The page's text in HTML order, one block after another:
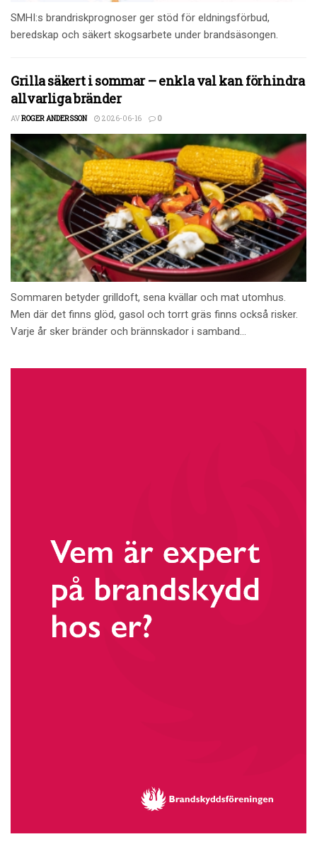
SMHI:s brandriskprognoser ger stöd för eldningsförbud,
beredskap och säkert skogsarbete under brandsäsongen.
Grilla säkert i sommar – enkla val kan förhindra
allvarliga bränder
AVROGER ANDERSSON 2026-06-16 0
Sommaren betyder grilldoft, sena kvällar och mat utomhus.
Men där det finns glöd, gasol och torrt gräs finns också risker.
Varje år sker bränder och brännskador i samband...